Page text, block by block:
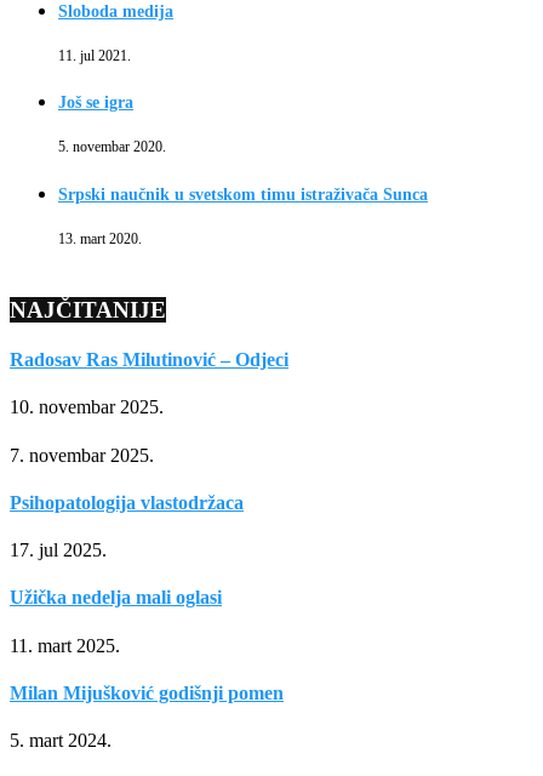
Sloboda medija
11. jul 2021.
Još se igra
5. novembar 2020.
Srpski naučnik u svetskom timu istraživača Sunca
13. mart 2020.
NAJČITANIJE
Radosav Ras Milutinović – Odjeci
10. novembar 2025.
7. novembar 2025.
Psihopatologija vlastodržaca
17. jul 2025.
Užička nedelja mali oglasi
11. mart 2025.
Milan Mijušković godišnji pomen
5. mart 2024.